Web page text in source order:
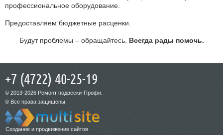
профессиональное оборудование.
Предоставляем бюджетные расценки.
Будут проблемы – обращайтесь. Всегда рады помочь.
© 2013-2026 Ремонт подвески-Профи.
® Все права защищены.
+7 (4722) 40-25-19
Создание и продвижение сайтов